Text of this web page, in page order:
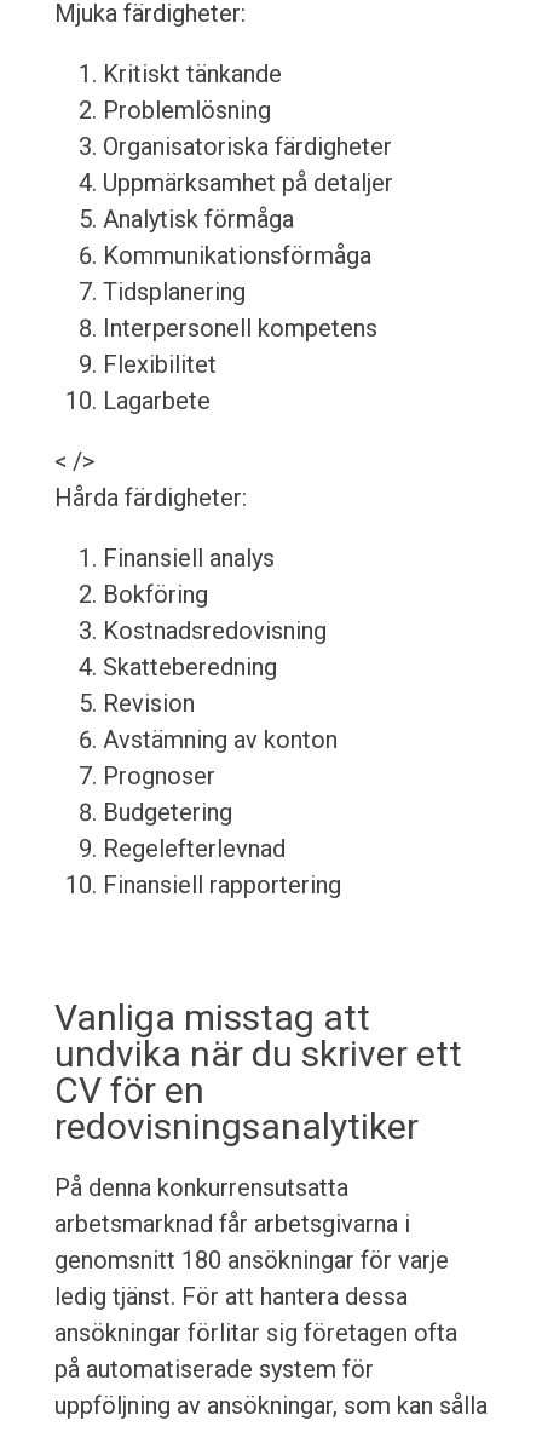
Mjuka färdigheter:
Kritiskt tänkande
Problemlösning
Organisatoriska färdigheter
Uppmärksamhet på detaljer
Analytisk förmåga
Kommunikationsförmåga
Tidsplanering
Interpersonell kompetens
Flexibilitet
Lagarbete
< />
Hårda färdigheter:
Finansiell analys
Bokföring
Kostnadsredovisning
Skatteberedning
Revision
Avstämning av konton
Prognoser
Budgetering
Regelefterlevnad
Finansiell rapportering
Vanliga misstag att
undvika när du skriver ett
CV för en
redovisningsanalytiker
På denna konkurrensutsatta
arbetsmarknad får arbetsgivarna i
genomsnitt 180 ansökningar för varje
ledig tjänst. För att hantera dessa
ansökningar förlitar sig företagen ofta
på automatiserade system för
uppföljning av ansökningar, som kan sålla